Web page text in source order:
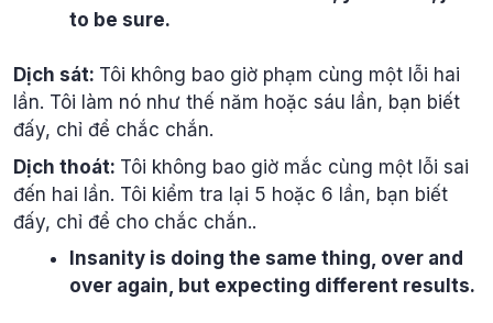
to be sure.
Dịch sát: Tôi không bao giờ phạm cùng một lỗi hai
lần. Tôi làm nó như thế năm hoặc sáu lần, bạn biết
đấy, chỉ để chắc chắn.
Dịch thoát: Tôi không bao giờ mắc cùng một lỗi sai
đến hai lần. Tôi kiểm tra lại 5 hoặc 6 lần, bạn biết
đấy, chỉ để cho chắc chắn..
Insanity is doing the same thing, over and
over again, but expecting different results.